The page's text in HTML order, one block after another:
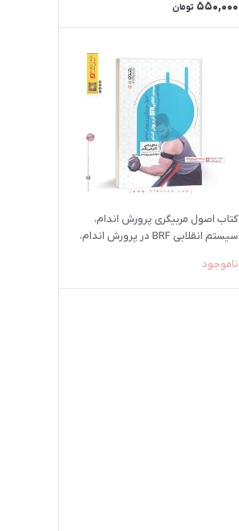
550,000 تومان
کتاب اصول مربیگری پرورش اندام،
سیستم انقلابی BRF در پرورش اندام،
ناموجود